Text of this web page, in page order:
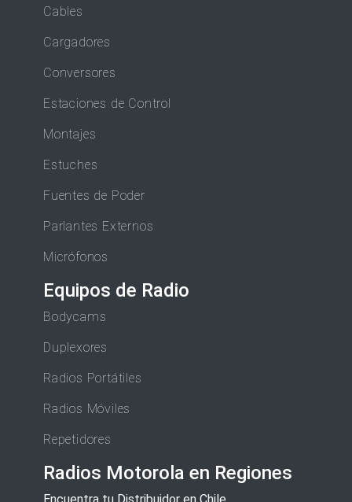
Cables
Cargadores
Conversores
Estaciones de Control
Montajes
Estuches
Fuentes de Poder
Parlantes Externos
Micrófonos
Equipos de Radio
Bodycams
Duplexores
Radios Portátiles
Radios Móviles
Repetidores
Radios Motorola en Regiones